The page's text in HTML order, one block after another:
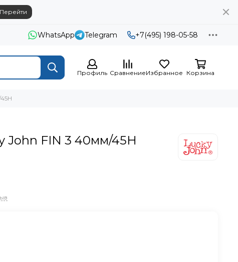
Перейти
WhatsApp Telegram +7(495) 198-05-58
Профиль СравнениеИзбранное Корзина
John FIN 3 40мм/45H